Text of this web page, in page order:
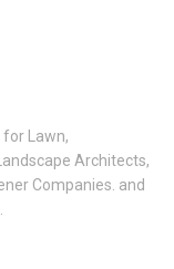
Lawn,
Architects,
Companies. and